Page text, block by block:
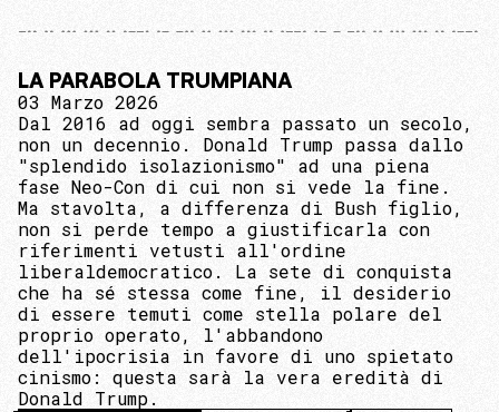
LA PARABOLA TRUMPIANA
03 Marzo 2026
Dal 2016 ad oggi sembra passato un secolo,
non un decennio. Donald Trump passa dallo
"splendido isolazionismo" ad una piena
fase Neo-Con di cui non si vede la fine.
Ma stavolta, a differenza di Bush figlio,
non si perde tempo a giustificarla con
riferimenti vetusti all'ordine
liberaldemocratico. La sete di conquista
che ha sé stessa come fine, il desiderio
di essere temuti come stella polare del
proprio operato, l'abbandono
dell'ipocrisia in favore di uno spietato
cinismo: questa sarà la vera eredità di
Donald Trump.